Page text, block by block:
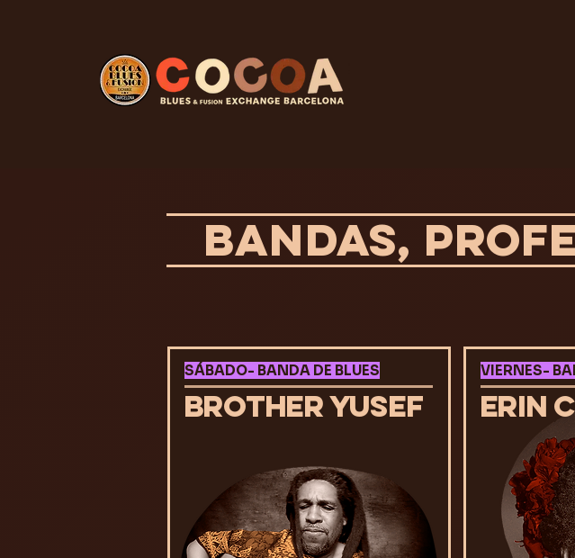
BANDAS,
SÁBADO- BANDA DE BLUES
BROTHER YUSEF
VIERNES-
ERIN